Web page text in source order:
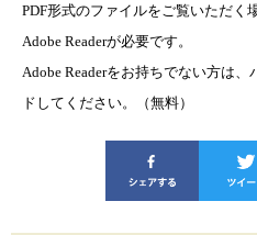
PDF形式のファイルをご覧いただく
Adobe Readerが必要です。
Adobe Readerをお持ちでない方は
ドしてください。（無料）